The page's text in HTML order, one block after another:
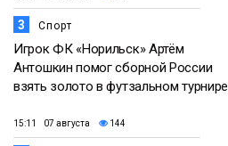
3 Спорт
Игрок ФК «Норильск» Артём
Антошкин помог сборной России
взять золото в футзальном турнире
15:11 07 августа 144